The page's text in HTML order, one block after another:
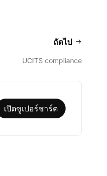
ถัดไป
UCITS compliance
เปิดซูเปอร์ชาร์ต